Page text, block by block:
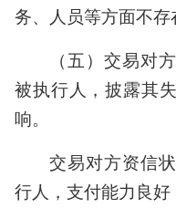
务、人员等方面不存
（五）交易对
被执行人，披露其
响。
交易对方资信
行人，支付能力良好